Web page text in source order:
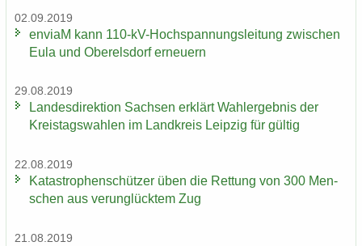
02.09.2019
en­viaM kann 110-​kV-Hochspannungsleitung zwi­schen
Eula und Ober­els­dorf er­neu­ern
29.08.2019
Lan­des­di­rek­ti­on Sach­sen er­klärt Wahl­er­geb­nis der
Kreis­tags­wah­len im Land­kreis Leip­zig für gül­tig
22.08.2019
Ka­ta­stro­phen­schüt­zer üben die Ret­tung von 300 Men­
schen aus ver­un­glück­tem Zug
21.08.2019